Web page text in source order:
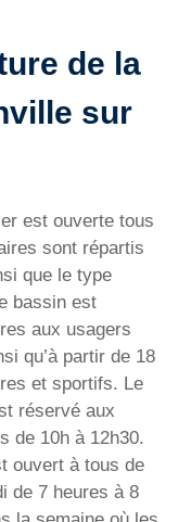
de la
sur
est ouverte tous
sont répartis
que le type
bassin est
aux usagers
qu’à partir de 18
et sportifs. Le
réservé aux
de 10h à 12h30.
ouvert à tous de
de 7 heures à 8